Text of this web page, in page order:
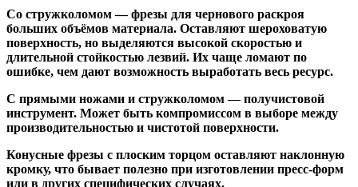
Со стружколомом— фрезы для чернового раскроя
больших объёмов материала. Оставляют шероховатую
поверхность, но выделяются высокой скоростью и
длительной стойкостью лезвий. Их чаще ломают по
ошибке, чем дают возможность выработать весь ресурс.
С прямыми ножами и стружколомом— получистовой
инструмент. Может быть компромиссом в выборе между
производительностью и чистотой поверхности.
Конусные фрезы с плоским торцом оставляют наклонную
кромку, что бывает полезно при изготовлении пресс-форм
или в других специфических случаях.